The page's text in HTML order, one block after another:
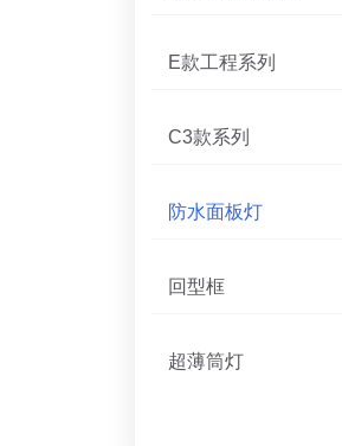
E款工程系列
C3款系列
防水面板灯
回型框
超薄筒灯